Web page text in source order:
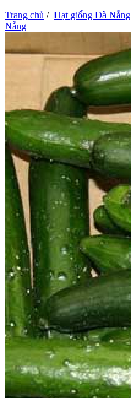
Trang chủ / Hạt giống Đà Nẵng
Nẵng